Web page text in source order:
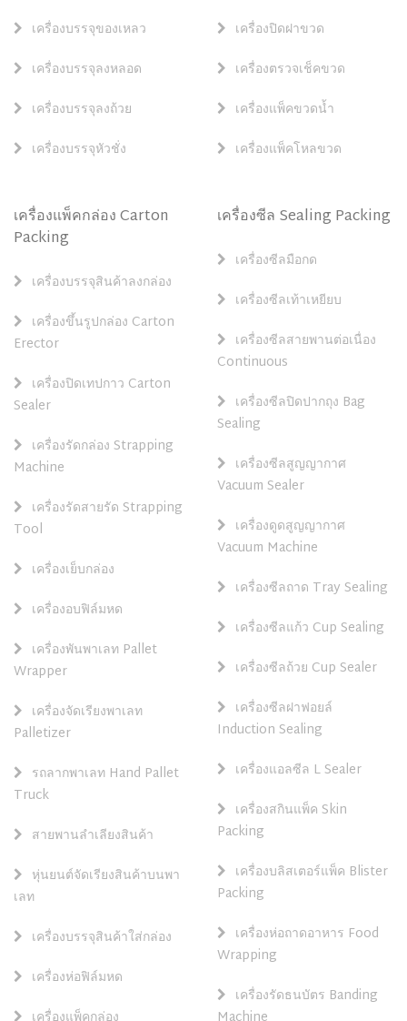
เครื่องบรรจุของเหลว
เครื่องบรรจุลงหลอด
เครื่องบรรจุลงถ้วย
เครื่องบรรจุหัวชั่ง
เครื่องปิดฝาขวด
เครื่องตรวจเช็คขวด
เครื่องแพ็คขวดน้ำ
เครื่องแพ็คโหลขวด
เครื่องแพ็คกล่อง Carton
Packing
เครื่องบรรจุสินค้าลงกล่อง
เครื่องขึ้นรูปกล่อง Carton
Erector
เครื่องปิดเทปกาว Carton
Sealer
เครื่องรัดกล่อง Strapping
Machine
เครื่องรัดสายรัด Strapping
Tool
เครื่องเย็บกล่อง
เครื่องอบฟิล์มหด
เครื่องพันพาเลท Pallet
Wrapper
เครื่องจัดเรียงพาเลท
Palletizer
รถลากพาเลท Hand Pallet
Truck
สายพานลำเลียงสินค้า
หุ่นยนต์จัดเรียงสินค้าบนพา
เลท
เครื่องบรรจุสินค้าใส่กล่อง
เครื่องห่อฟิล์มหด
เครื่องซีล Sealing Packing
เครื่องซีลมือกด
เครื่องซีลเท้าเหยียบ
เครื่องซีลสายพานต่อเนื่อง
Continuous
เครื่องซีลปิดปากถุง Bag
Sealing
เครื่องซีลสูญญากาศ
Vacuum Sealer
เครื่องดูดสูญญากาศ
Vacuum Machine
เครื่องซีลถาด Tray Sealing
เครื่องซีลแก้ว Cup Sealing
เครื่องซีลถ้วย Cup Sealer
เครื่องซีลฝาฟอยล์
Induction Sealing
เครื่องแอลซีล L Sealer
เครื่องสกินแพ็ค Skin
Packing
เครื่องบลิสเตอร์แพ็ค Blister
Packing
เครื่องห่อถาดอาหาร Food
Wrapping
เครื่องรัดธนบัตร Banding